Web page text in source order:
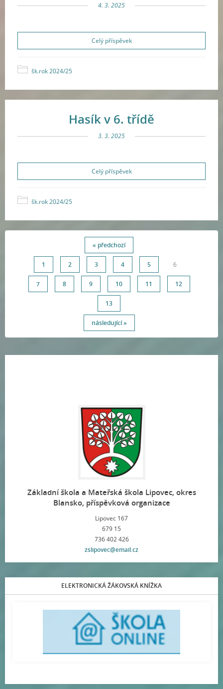
4. 3. 2025
Celý příspěvek
šk.rok 2024/25
Hasík v 6. třídě
3. 3. 2025
Celý příspěvek
šk.rok 2024/25
« předchozí
1 2 3 4 5 6
7 8 9 10 11 12
13
následující »
Základní škola a Mateřská škola Lipovec, okres
Blansko, příspěvková organizace
Lipovec 167
679 15
736 402 426
zslipovec@email.cz
ELEKTRONICKÁ ŽÁKOVSKÁ KNÍŽKA